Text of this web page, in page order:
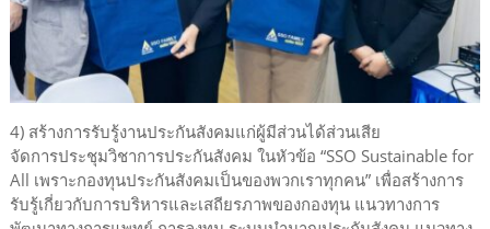
4) สร้างการรับรู้งานประกันสังคมแก่ผู้มีส่วนได้ส่วนเสีย
จัดการประชุมวิชาการประกันสังคม ในหัวข้อ “SSO Sustainable for
All เพราะกองทุนประกันสังคมเป็นของพวกเราทุกคน” เพื่อสร้างการ
รับรู้เกี่ยวกับการบริหารและเสถียรภาพของกองทุน แนวทางการ